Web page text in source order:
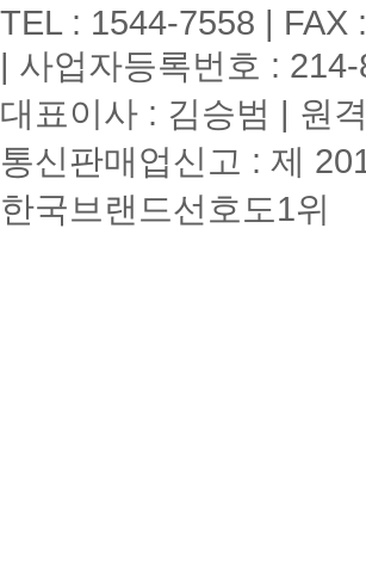
TEL : 1544-7558 | FAX
| 사업자등록번호 :
대표이사 : 김승범 | 원
통신판매업신고 : 제
한국브랜드선호도1위